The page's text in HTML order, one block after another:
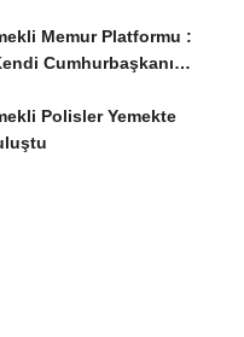
Memur Platformu :
Cumhurbaşkanı
Polisler Yemekte